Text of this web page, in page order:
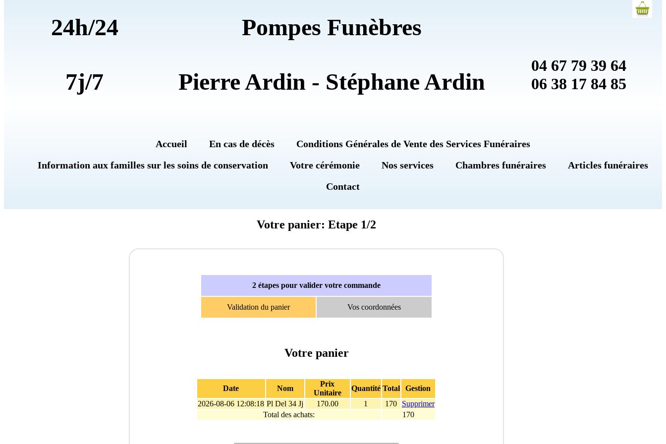
24h/24
7j/7
Pompes Funèbres
Pierre Ardin - Stéphane Ardin
04 67 79 39 64
06 38 17 84 85
Accueil En cas de décès
Conditions Générales de Vente des Services Funéraires
Information aux familles sur les soins de conservation
Votre cérémonie Nos services Chambres funéraires
Articles funéraires
Contact
Votre panier: Etape 1/2
2 étapes pour valider votre commande
Validation du panier Vos coordonnées
Votre panier
Date Nom
Prix
Unitaire
Quantité Total
Gestion
2026-08-06 12:08:18 Pl Del 34 Jj 170.00 1 170
Supprimer
Total des achats:
170